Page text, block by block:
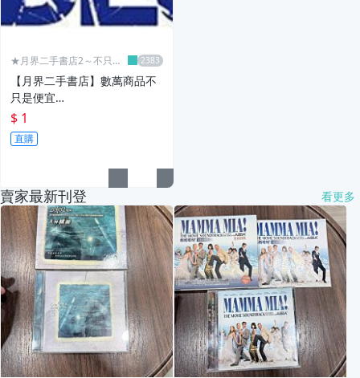
★月界二手書店2～不只是
【月界二手書店】數萬商品不
只是便宜…
$ 1
直購
賣家最新刊登 看更多